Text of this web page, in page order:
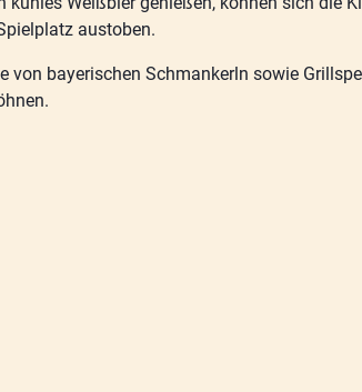
austoben.
von bayerischen Schmankerln sowie